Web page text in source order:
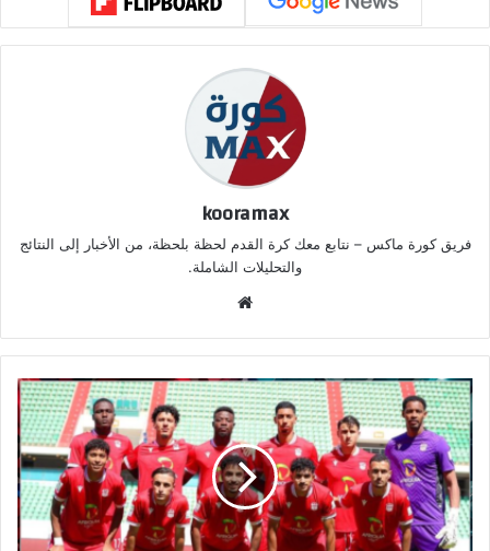
kooramax
فريق كورة ماكس – نتابع معك كرة القدم لحظة بلحظة، من الأخبار إلى النتائج
والتحليلات الشاملة.
الوي
ب